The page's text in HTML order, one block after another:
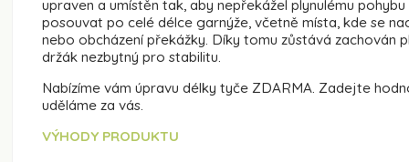
upraven a umístěn tak, aby nepřekážel plynulému
posouvat po celé délce garnýže, včetně místa, kde se
nebo obcházení překážky. Díky tomu zůstává zachován
držák nezbytný pro stabilitu.
Nabízíme vám úpravu délky tyče ZDARMA. Zadejte
uděláme za vás.
VÝHODY PRODUKTU